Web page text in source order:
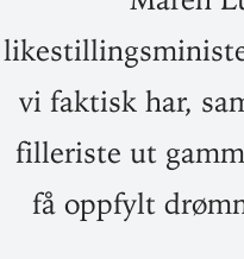
vi faktisk har,
filleriste ut
få oppfylt